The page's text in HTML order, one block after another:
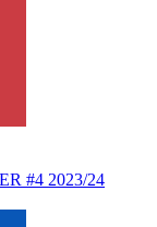
#4 2023/24